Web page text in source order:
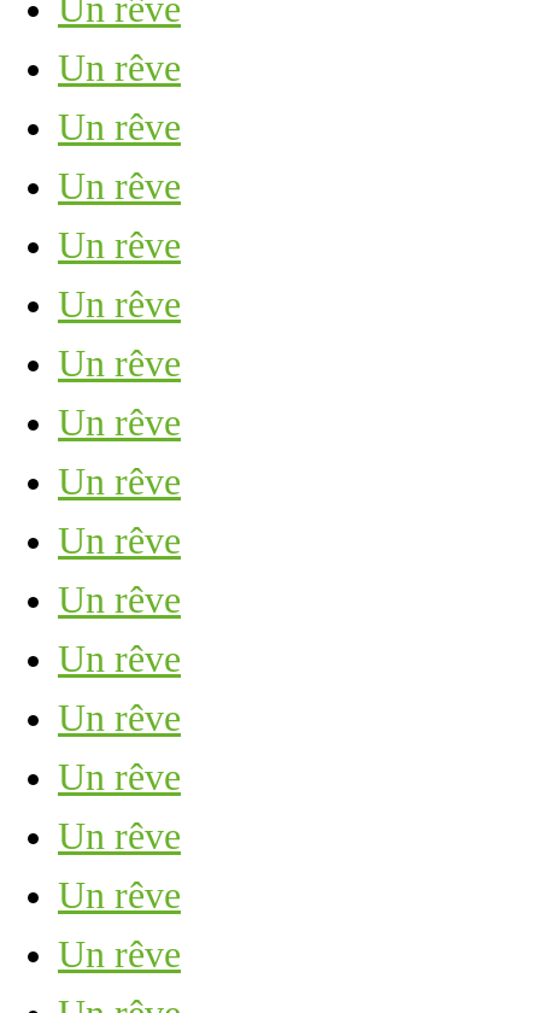
Un rêve
Un rêve
Un rêve
Un rêve
Un rêve
Un rêve
Un rêve
Un rêve
Un rêve
Un rêve
Un rêve
Un rêve
Un rêve
Un rêve
Un rêve
Un rêve
Un rêve